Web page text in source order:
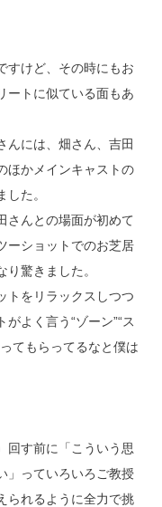
すけど、その時にもお
ートに似ている面もあ
んには、畑さん、吉田
ほかメインキャストの
た。
さんとの場面が初めて
ーショットでのお芝居
驚きました。
トをリラックスしつつ
よく言う“ゾーン”“ス
てもらってるなと僕は
回す前に「こういう思
」っていろいろご教授
られるように全力で挑